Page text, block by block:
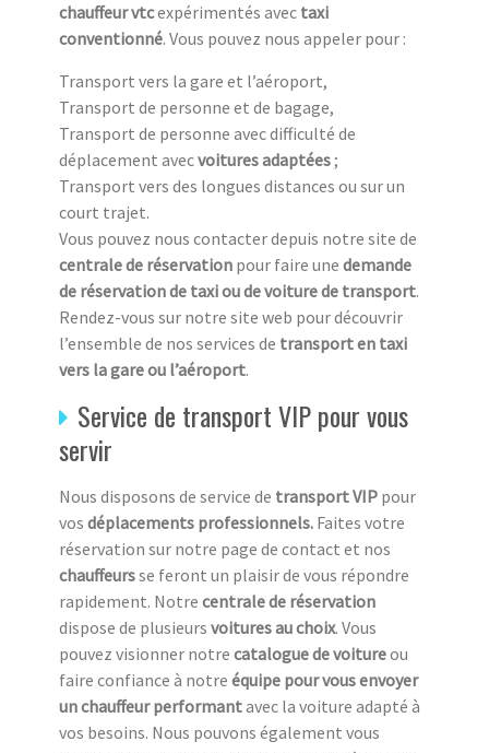
chauffeur vtcexpérimentés avec taxi
conventionné. Vous pouvez nous appeler pour :
Transport vers la gare et l’aéroport,
Transport de personne et de bagage,
Transport de personne avec difficulté de
déplacement avecvoitures adaptées;
Transport vers des longues distances ou sur un
court trajet.
Vous pouvez nous contacter depuis notre site de
centrale de réservation pour faire une demande
de réservation de taxi ou de voiture de transport.
Rendez-vous sur notre site web pour découvrir
l’ensemble de nos services de transport en taxi
vers la gare ou l’aéroport.
Service de transport VIP pour vous
servir
Nous disposons de service de transport VIP pour
vos déplacements professionnels. Faites votre
réservation sur notre page de contact et nos
chauffeursse feront un plaisir de vous répondre
rapidement. Notre centrale de réservation
dispose de plusieurs voitures au choix. Vous
pouvez visionner notre catalogue de voitureou
faire confiance à notre équipe pour vous envoyer
un chauffeur performantavec la voiture adapté à
vos besoins. Nous pouvons également vous